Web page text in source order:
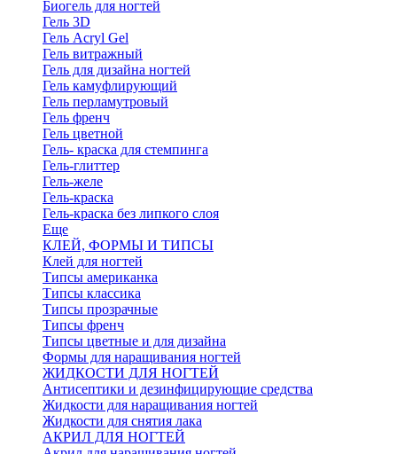
Биогель для ногтей
Гель 3D
Гель Acryl Gel
Гель витражный
Гель для дизайна ногтей
Гель камуфлирующий
Гель перламутровый
Гель френч
Гель цветной
Гель- краска для стемпинга
Гель-глиттер
Гель-желе
Гель-краска
Гель-краска без липкого слоя
Еще
КЛЕЙ, ФОРМЫ И ТИПСЫ
Клей для ногтей
Типсы американка
Типсы классика
Типсы прозрачные
Типсы френч
Типсы цветные и для дизайна
Формы для наращивания ногтей
ЖИДКОСТИ ДЛЯ НОГТЕЙ
Антисептики и дезинфицирующие средства
Жидкости для наращивания ногтей
Жидкости для снятия лака
АКРИЛ ДЛЯ НОГТЕЙ